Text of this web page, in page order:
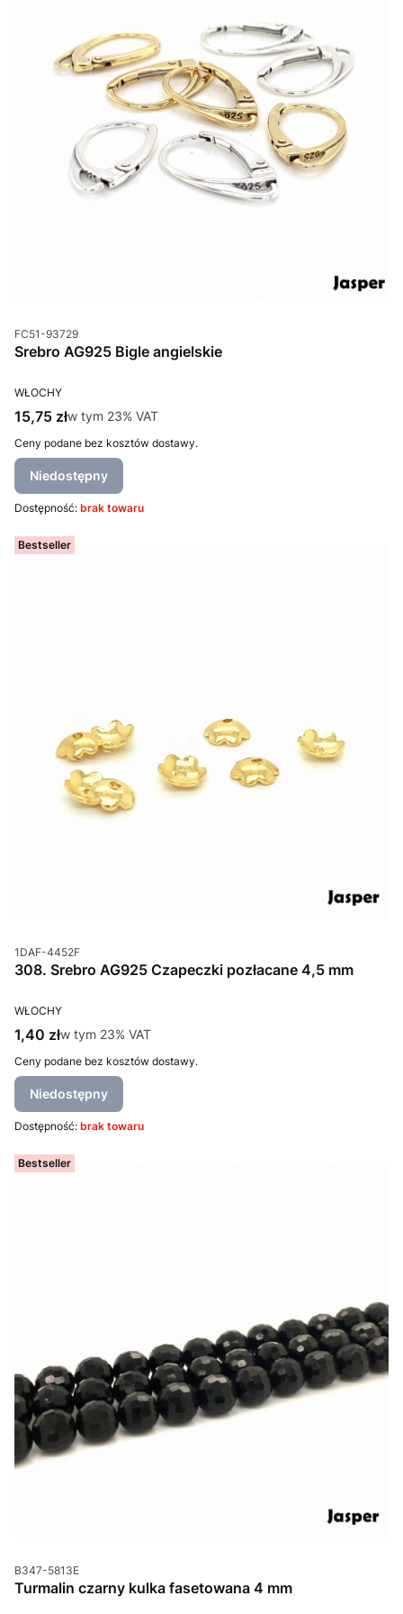
Kod produktu
FC51-93729
Srebro AG925 Bigle angielskie
PRODUCENT
WŁOCHY
Cena brutto
15,75 złw tym %s VAT
w tym 23% VAT
Ceny podane bez kosztów dostawy.
Niedostępny
Dostępność: brak towaru
Bestseller
Kod produktu
1DAF-4452F
308. Srebro AG925 Czapeczki pozłacane 4,5 mm
PRODUCENT
WŁOCHY
Cena brutto
1,40 złw tym %s VAT
w tym 23% VAT
Ceny podane bez kosztów dostawy.
Niedostępny
Dostępność: brak towaru
Bestseller
Kod produktu
B347-5813E
Turmalin czarny kulka fasetowana 4 mm